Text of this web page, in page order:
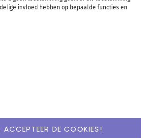
invloed hebben op bepaalde functies en
DE COOKIES!
stellen: Lisette schrijft